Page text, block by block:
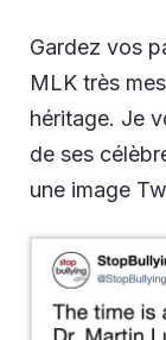
Gardez vos
MLK très
héritage. Je
de ses
une image